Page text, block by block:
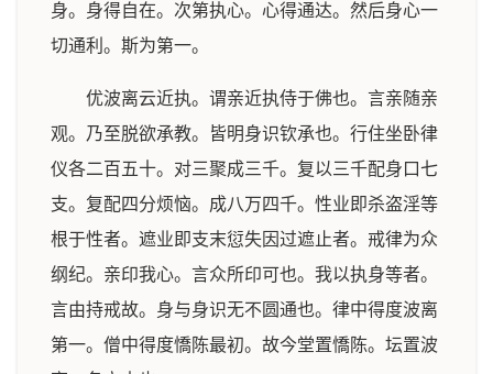
身。身得自在。次第执心。心得通达。然后身心一
切通利。斯为第一。
优波离云近执。谓亲近执侍于佛也。言亲随亲
观。乃至脱欲承教。皆明身识钦承也。行住坐卧律
仪各二百五十。对三聚成三千。复以三千配身口七
支。复配四分烦恼。成八万四千。性业即杀盗淫等
根于性者。遮业即支末愆失因过遮止者。戒律为众
纲纪。亲印我心。言众所印可也。我以执身等者。
言由持戒故。身与身识无不圆通也。律中得度波离
第一。僧中得度憍陈最初。故今堂置憍陈。坛置波